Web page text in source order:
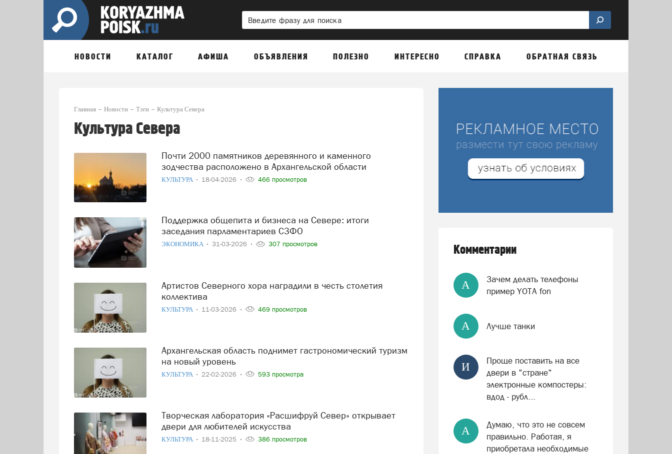
НОВОСТИ КАТАЛОГ АФИША ОБЪЯВЛЕНИЯ ПОЛЕЗНО ИНТЕРЕСНО СПРАВКА ОБРАТНАЯ СВЯЗЬ
Главная Новости Тэги Культура Севера
Культура Севера
Почти 2000 памятников деревянного и каменного
зодчества расположено в Архангельской области
КУЛЬТУРА 18-04-2026 466 просмотров
Поддержка общепита и бизнеса на Севере: итоги
заседания парламентариев СЗФО
ЭКОНОМИКА 31-03-2026 307 просмотров
Артистов Северного хора наградили в честь столетия
коллектива
КУЛЬТУРА 11-03-2026 469 просмотров
Архангельская область поднимет гастрономический туризм
на новый уровень
КУЛЬТУРА 22-02-2026 593 просмотра
Творческая лаборатория «Расшифруй Север» открывает
двери для любителей искусства
КУЛЬТУРА 18-11-2025 386 просмотров
Комментарии
А
Зачем делать телефоны
пример YOTA fon
А Лучше танки
И
Проще поставить на все
двери в "стране"
электронные компостеры:
вдод - рубл...
А
Думаю, что это не совсем
правильно. Работая, я
приобретала необходимые